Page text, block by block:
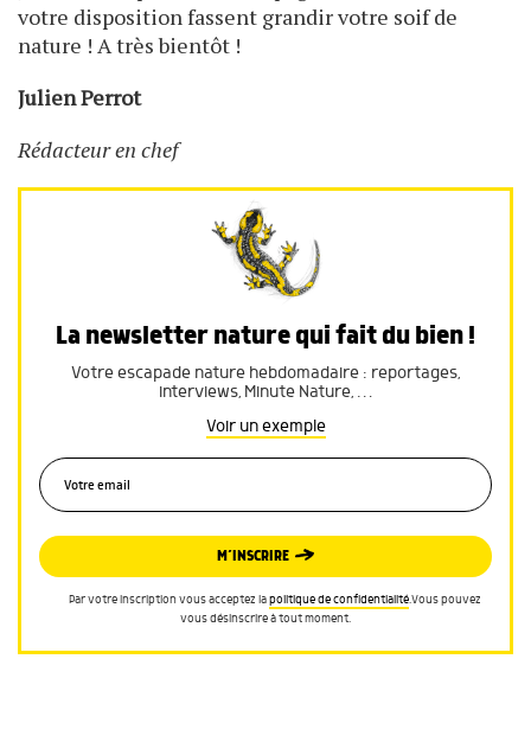
votre disposition fassent grandir votre soif de
nature ! A très bientôt !
Julien Perrot
Rédacteur en chef
La newsletter nature qui fait du bien !
Votre escapade nature hebdomadaire : reportages,
interviews, Minute Nature, …
Voir un exemple
M’INSCRIRE
Par votre inscription vous acceptez lapolitique de confidentialité.Vous pouvez
vous désinscrire à tout moment.